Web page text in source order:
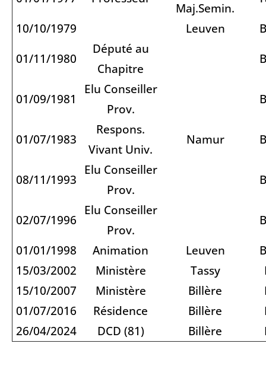
Maj.Semin.
10/10/1979
Leuven
01/11/1980
Député au
Chapitre
01/09/1981
Elu Conseiller
Prov.
01/07/1983
Respons.
Vivant Univ.
Namur
08/11/1993
Elu Conseiller
Prov.
02/07/1996
Elu Conseiller
Prov.
01/01/1998
Animation Leuven
15/03/2002
Ministère Tassy
15/10/2007
Ministère Billère
01/07/2016
Résidence Billère
26/04/2024
DCD (81) Billère